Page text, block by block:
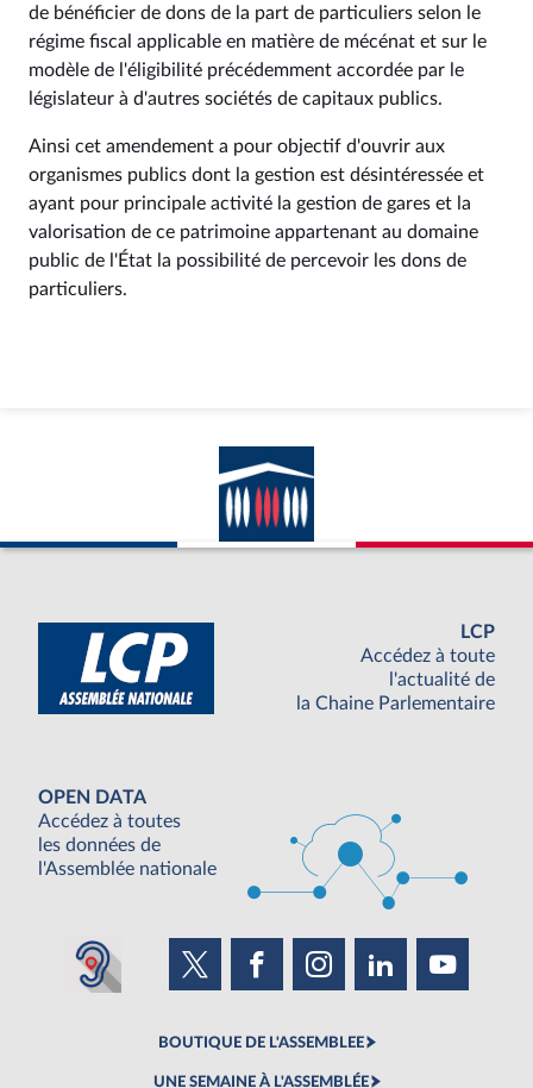
de bénéficier de dons de la part de particuliers selon le
régime fiscal applicable en matière de mécénat et sur le
modèle de l'éligibilité précédemment accordée par le
législateur à d'autres sociétés de capitaux publics.
Ainsi cet amendement a pour objectif d'ouvrir aux
organismes publics dont la gestion est désintéressée et
ayant pour principale activité la gestion de gares et la
valorisation de ce patrimoine appartenant au domaine
public de l'État la possibilité de percevoir les dons de
particuliers.
LCP
Accédez à toute
l'actualité de
la Chaine Parlementaire
OPEN DATA
Accédez à toutes
les données de
l'Assemblée nationale
BOUTIQUE DE L'ASSEMBLEE
UNE SEMAINE À L'ASSEMBLÉE